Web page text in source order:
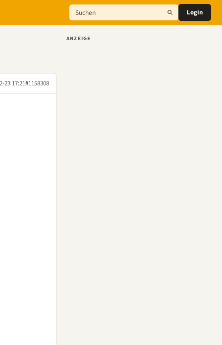
Login
23 17:21#1158308
ANZEIGE